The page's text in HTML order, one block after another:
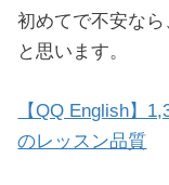
初めてで不安な
と思います。
【QQ English】
のレッスン品質